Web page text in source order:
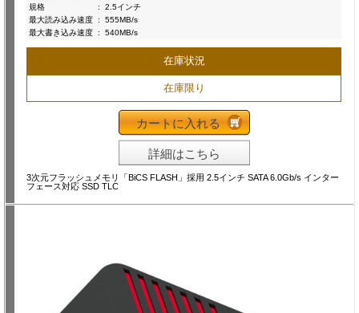
規格
:
2.5インチ
最大読み込み速度 :
555MB/s
最大書き込み速度 : 540MB/s
在庫状況
在庫限り
カートに入れる
詳細はこちら
3次元フラッシュメモリ「BiCS FLASH」採用 2.5インチ SATA 6.0Gb/s インター
フェース対応 SSD TLC